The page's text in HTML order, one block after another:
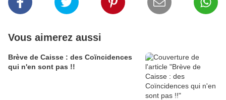
Vous aimerez aussi
Brève de Caisse : des Coïncidences
qui n'en sont pas !!